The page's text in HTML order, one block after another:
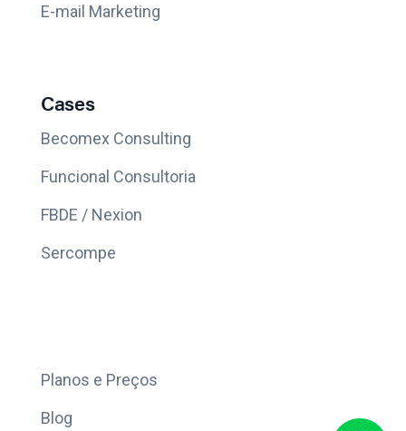
E-mail Marketing
Cases
Becomex Consulting
Funcional Consultoria
FBDE / Nexion
Sercompe
Planos e Preços
Blog